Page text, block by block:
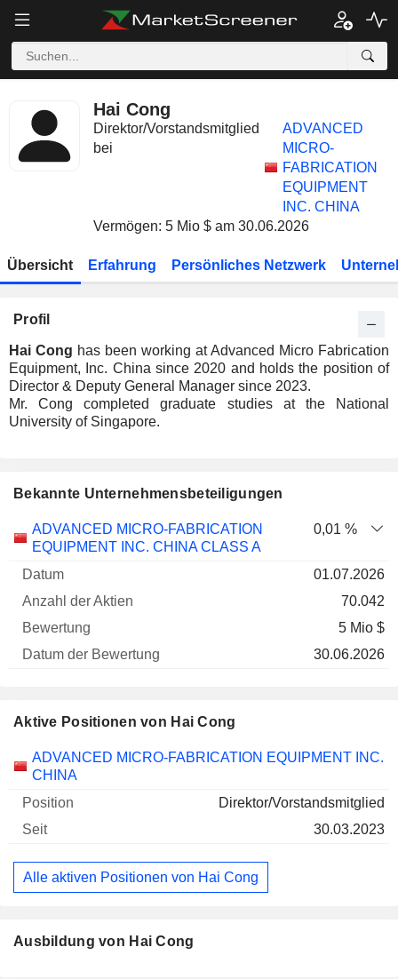
Hai Cong
Direktor/Vorstandsmitglied
bei
ADVANCED
MICRO-
FABRICATION
EQUIPMENT
INC. CHINA
Vermögen: 5 Mio $ am 30.06.2026
Übersicht Erfahrung Persönliches Netzwerk
Profil
Hai Cong has been working at Advanced Micro Fabrication
Equipment, Inc. China since 2020 and holds the position of
Director & Deputy General Manager since 2023.
Mr. Cong completed graduate studies at the National
University of Singapore.
Bekannte Unternehmensbeteiligungen
Anzahl
der
ADVANCED MICRO-FABRICATION
EQUIPMENT INC. CHINA CLASS A
0,01 %
01.07.2026
70.042
5 Mio $
30.06.2026
Aktive Positionen von Hai Cong
Unternehmen Position Beginn
ADVANCED MICRO-FABRICATION EQUIPMENT INC.
CHINA
Direktor/Vorstandsmitglied
30.03.2023
Alle aktiven Positionen von Hai Cong
Ausbildung von Hai Cong